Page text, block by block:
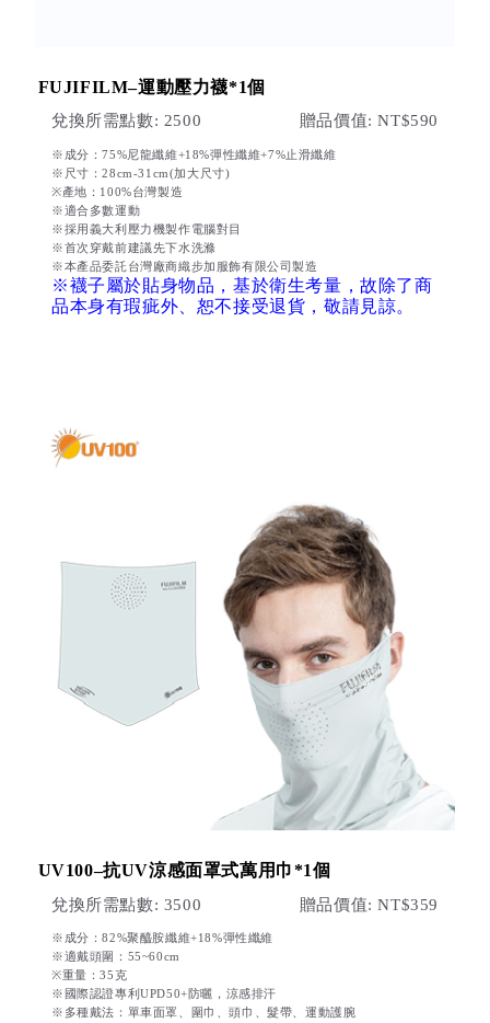
FUJIFILM–運動壓力襪*1個
兌換所需點數: 2500 贈品價值: NT$590
※成分：75%尼龍纖維+18%彈性纖維+7%止滑纖維
※尺寸：28cm-31cm(加大尺寸)
※產地：100%台灣製造
※適合多數運動
※採用義大利壓力機製作電腦對目
※首次穿戴前建議先下水洗滌
※本產品委託台灣廠商織步加服飾有限公司製造
※襪子屬於貼身物品，基於衛生考量，故除了商
品本身有瑕疵外、恕不接受退貨，敬請見諒。
UV100–抗UV涼感面罩式萬用巾*1個
兌換所需點數: 3500 贈品價值: NT$359
※成分：82%聚醯胺纖維+18%彈性纖維
※適戴頭圍：55~60cm
※重量：35克
※國際認證專利UPD50+防曬，涼感排汗
※多種戴法：單車面罩、圍巾、頭巾、髮帶、運動護腕